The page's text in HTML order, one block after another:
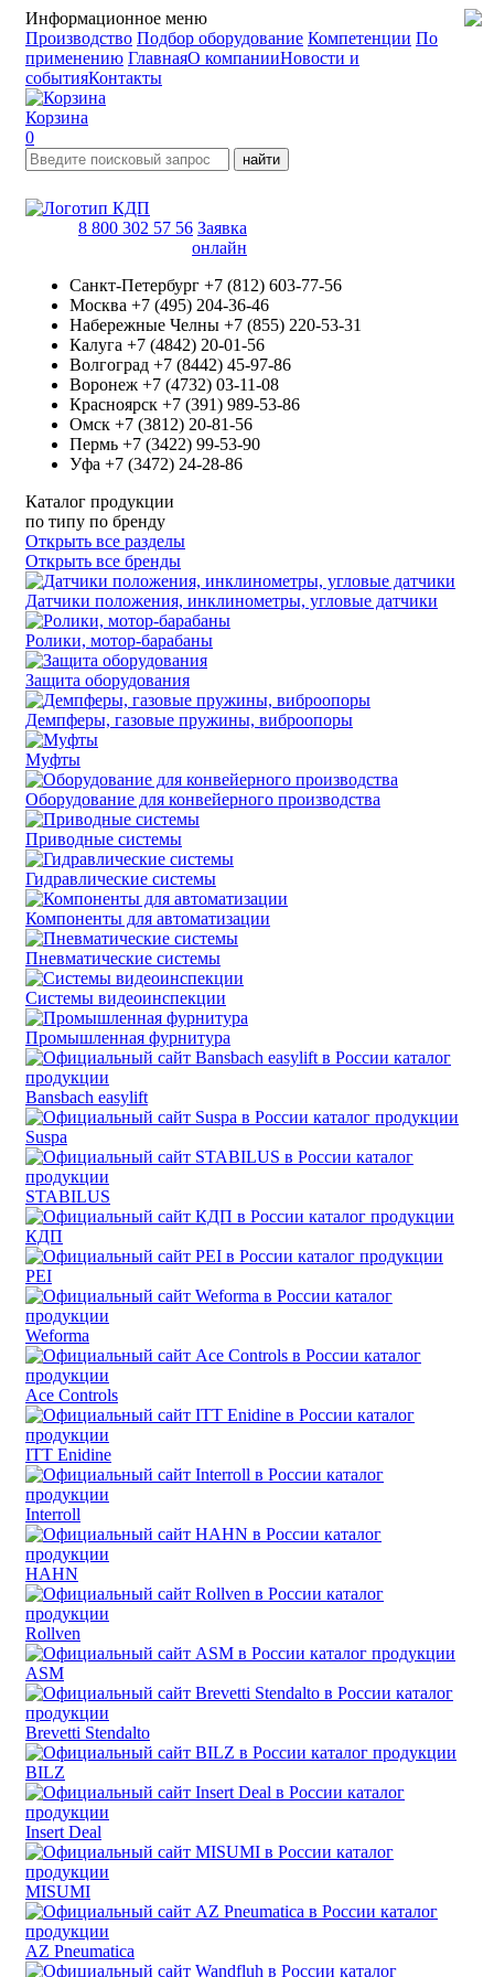
Информационное меню
Производство Подбор оборудование Компетенции По
применению ГлавнаяО компанииНовости и
событияКонтакты
Корзина
0
найти
8 800 302 57 56 Заявка
онлайн
Санкт-Петербург +7 (812) 603-77-56
Москва +7 (495) 204-36-46
Набережные Челны +7 (855) 220-53-31
Калуга +7 (4842) 20-01-56
Волгоград +7 (8442) 45-97-86
Воронеж +7 (4732) 03-11-08
Красноярск +7 (391) 989-53-86
Омск +7 (3812) 20-81-56
Пермь +7 (3422) 99-53-90
Уфа +7 (3472) 24-28-86
Каталог продукции
по типу по бренду
Открыть все разделы
Открыть все бренды
Датчики положения, инклинометры, угловые датчики
Ролики, мотор-барабаны
Защита оборудования
Демпферы, газовые пружины, виброопоры
Муфты
Оборудование для конвейерного производства
Приводные системы
Гидравлические системы
Компоненты для автоматизации
Пневматические системы
Системы видеоинспекции
Промышленная фурнитура
Bansbach easylift
Suspa
STABILUS
КДП
PEI
Weforma
Ace Controls
ITT Enidine
Interroll
HAHN
Rollven
ASM
Brevetti Stendalto
BILZ
Insert Deal
MISUMI
AZ Pneumatica